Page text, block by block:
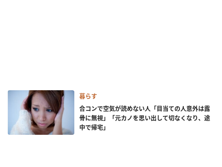
暮らす
合コンで空気が読めない人「目当ての人意外は露
骨に無視」「元カノを思い出して切なくなり、途
中で帰宅」